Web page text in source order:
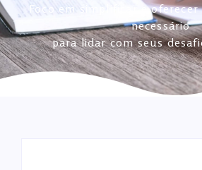
Foco em simplificar e
necessário
para lidar com seus